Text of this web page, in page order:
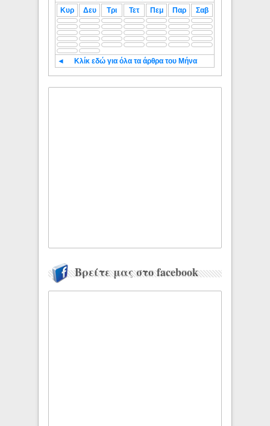
Κυρ Δευ Τρι Τετ Πεμ Παρ Σαβ
◄ Κλίκ εδώ για όλα τα άρθρα του Μήνα
Βρείτε μας στο facebook